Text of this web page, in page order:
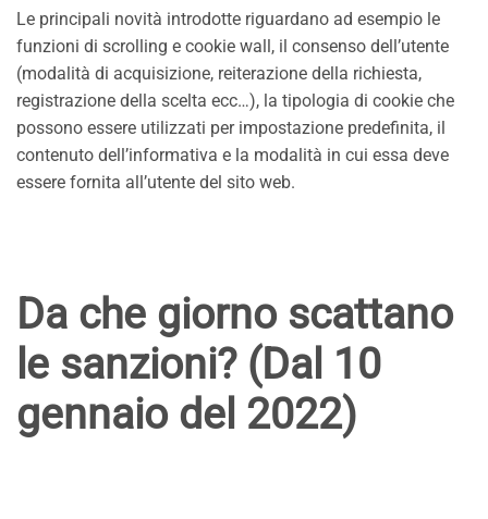
Le principali novità introdotte riguardano ad esempio le
funzioni di scrolling e cookie wall, il consenso dell’utente
(modalità di acquisizione, reiterazione della richiesta,
registrazione della scelta ecc…), la tipologia di cookie che
possono essere utilizzati per impostazione predefinita, il
contenuto dell’informativa e la modalità in cui essa deve
essere fornita all’utente del sito web.
Da che giorno scattano
le sanzioni? (Dal 10
gennaio del 2022)